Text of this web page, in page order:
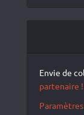
Envie de
partenaire !